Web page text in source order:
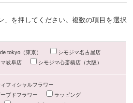
」を押してください。複数の項目を選択
tokyo（東京）
シモジマ名古屋店
岐阜店
シモジマ心斎橋店（大阪）
フィシャルフラワー
ブドフラワー
ラッピング